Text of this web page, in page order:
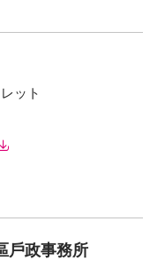
ット
戶政事務所